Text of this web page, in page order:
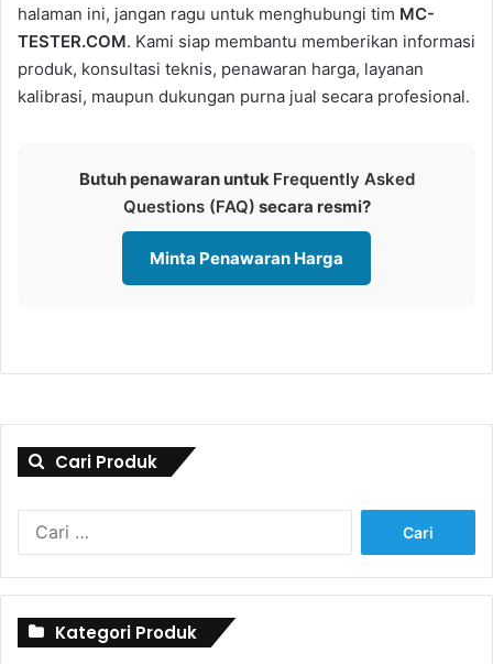
halaman ini, jangan ragu untuk menghubungi tim MC-
TESTER.COM. Kami siap membantu memberikan informasi
produk, konsultasi teknis, penawaran harga, layanan
kalibrasi, maupun dukungan purna jual secara profesional.
Butuh penawaran untuk Frequently Asked
Questions (FAQ) secara resmi?
Minta Penawaran Harga
Cari Produk
Kategori Produk